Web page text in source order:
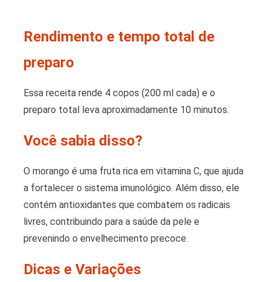
Rendimento e tempo total de
preparo
Essa receita rende 4 copos (200 ml cada) e o
preparo total leva aproximadamente 10 minutos.
Você sabia disso?
O morango é uma fruta rica em vitamina C, que ajuda
a fortalecer o sistema imunológico. Além disso, ele
contém antioxidantes que combatem os radicais
livres, contribuindo para a saúde da pele e
prevenindo o envelhecimento precoce.
Dicas e Variações